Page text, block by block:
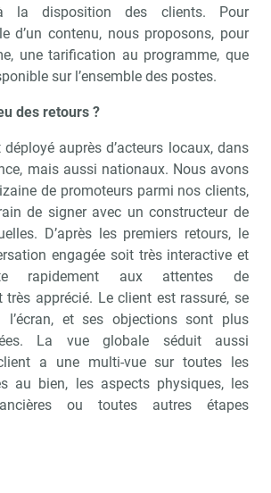
la disposition des clients. Pour
d’un contenu, nous proposons, pour
une tarification au programme, que
sur l’ensemble des postes.
des retours ?
auprès d’acteurs locaux, dans
mais aussi nationaux. Nous avons
de promoteurs parmi nos clients,
de signer avec un constructeur de
D’après les premiers retours, le
engagée soit très interactive et
rapidement aux attentes de
très apprécié. Le client est rassuré, se
l’écran, et ses objections sont plus
La vue globale séduit aussi
a une multi-vue sur toutes les
au bien, les aspects physiques, les
ou toutes autres étapes